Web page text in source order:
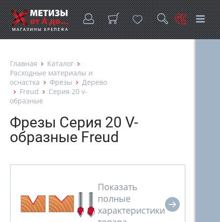
Главная
Каталог
Расходные материалы и
оснастка
Фрезы
Дерево
Freud
Серия 20 v-
образные
Фрезы Серия 20 V-
образные Freud